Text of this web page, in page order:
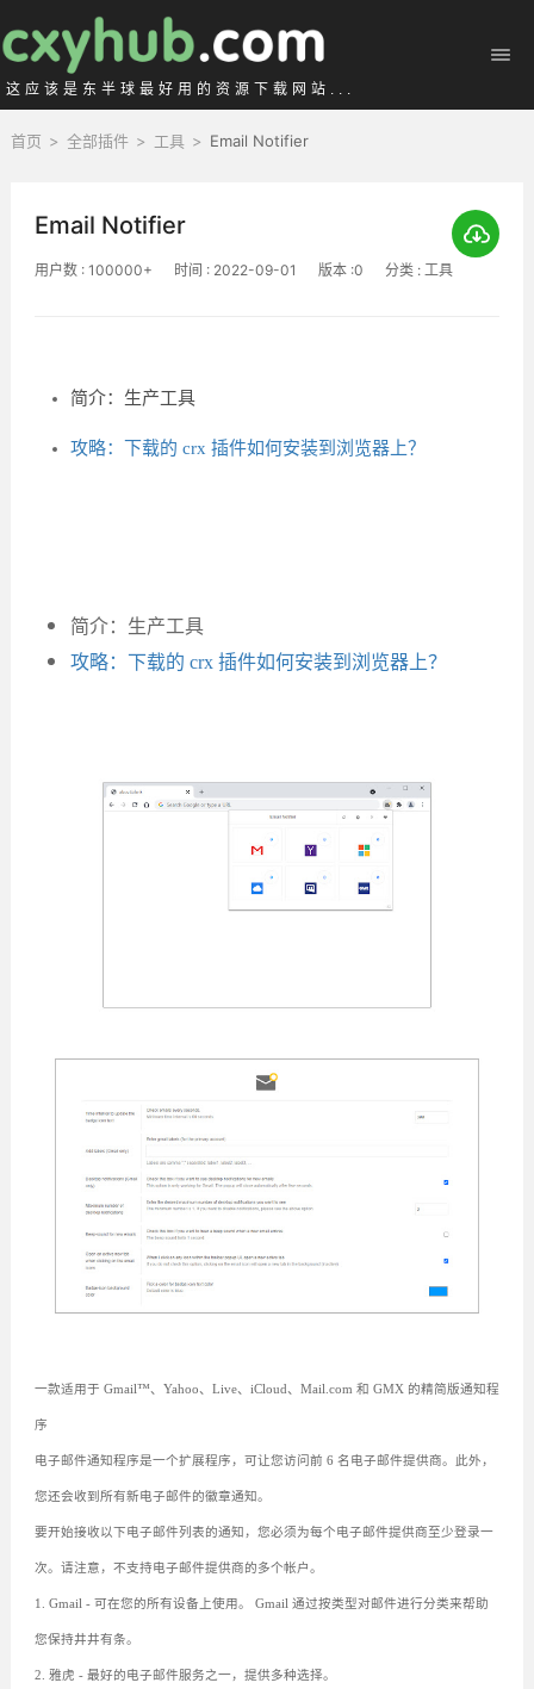
这应该是东半球最好用的资源下载网站...
首页 > 全部插件 > 工具 > Email Notifier
Email Notifier
用户数 : 100000+ 时间 : 2022-09-01 版本 :0 分类 : 工具
简介：生产工具
攻略：下载的 crx 插件如何安装到浏览器上？
简介：生产工具
攻略：下载的 crx 插件如何安装到浏览器上？
一款适用于 Gmail™、Yahoo、Live、iCloud、Mail.com 和 GMX 的精简版通知程
序
电子邮件通知程序是一个扩展程序，可让您访问前 6 名电子邮件提供商。此外，
您还会收到所有新电子邮件的徽章通知。
要开始接收以下电子邮件列表的通知，您必须为每个电子邮件提供商至少登录一
次。请注意，不支持电子邮件提供商的多个帐户。
1. Gmail - 可在您的所有设备上使用。 Gmail 通过按类型对邮件进行分类来帮助
您保持井井有条。
2. 雅虎 - 最好的电子邮件服务之一，提供多种选择。